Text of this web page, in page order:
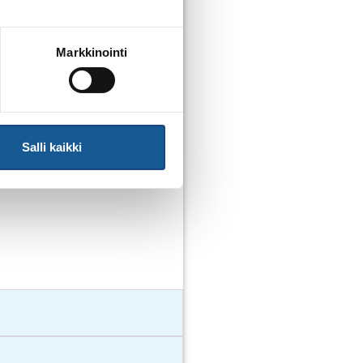
Markkinointi
Salli kaikki